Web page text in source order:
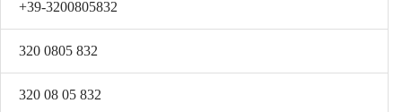
+39-3200805832
320 0805 832
320 08 05 832